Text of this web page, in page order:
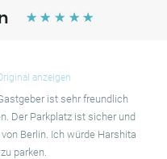
☆ ☆ ☆ ☆ ☆
anzeigen
ist sehr freundlich
Der Parkplatz ist sicher und
Berlin. Ich würde Harshita
parken.